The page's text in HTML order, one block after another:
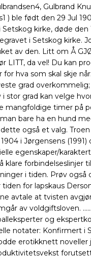
Gulbrand
) ble født den 29 Jul
kirke, døde den
i Setskog kirke.
av den. Litt om Å
LITT, da vel! Du kan
for hva som skal skje
grad
stor grad kan velge
mangfoldige timer på
bare ha en hund
dette også et valg.
i Jørgensens
egenskaper/
klare forbindelseslinjer
i tiden. Prøv også
for lapskaus
avtale at tvisten
av voldgiftsloven.
og
notater: Konfirmert i
erotikknett noveller